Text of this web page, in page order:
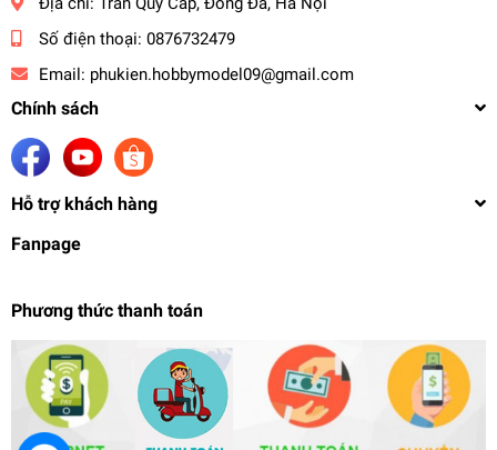
Số điện thoại: 0876732479
Email: phukien.hobbymodel09@gmail.com
Chính sách
Hỗ trợ khách hàng
Fanpage
Phương thức thanh toán